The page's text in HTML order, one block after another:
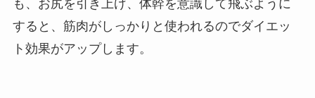
も、お尻を引き上げ、体幹を意識して飛ぶように
すると、筋肉がしっかりと使われるのでダイエッ
ト効果がアップします。